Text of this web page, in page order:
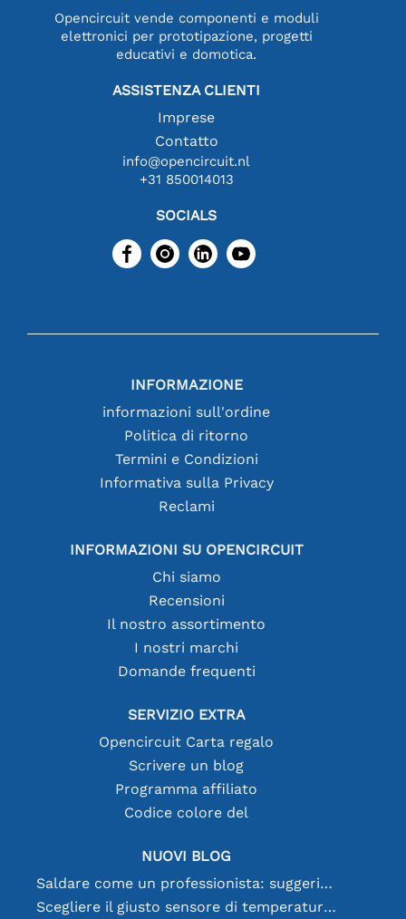
Opencircuit vende componenti e moduli
elettronici per prototipazione, progetti
educativi e domotica.
ASSISTENZA CLIENTI
Imprese
Contatto
info@opencircuit.nl
+31 850014013
SOCIALS
INFORMAZIONE
informazioni sull'ordine
Politica di ritorno
Termini e Condizioni
Informativa sulla Privacy
Reclami
INFORMAZIONI SU OPENCIRCUIT
Chi siamo
Recensioni
Il nostro assortimento
I nostri marchi
Domande frequenti
SERVIZIO EXTRA
Opencircuit Carta regalo
Scrivere un blog
Programma affiliato
Codice colore del
NUOVI BLOG
Saldare come un professionista: suggerimenti per connessioni elettroniche perfette
Scegliere il giusto sensore di temperatura [youtube]